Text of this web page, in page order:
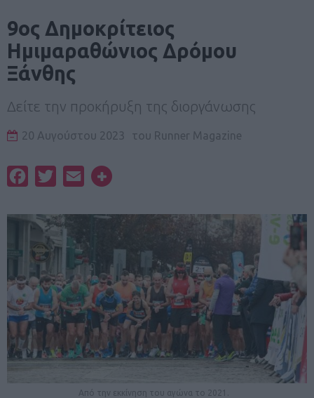
9ος Δημοκρίτειος
Ημιμαραθώνιος Δρόμου
Ξάνθης
Δείτε την προκήρυξη της διοργάνωσης
20 Αυγούστου 2023 του Runner Magazine
FacebookTwitterEmail
Από την εκκίνηση του αγώνα το 2021.